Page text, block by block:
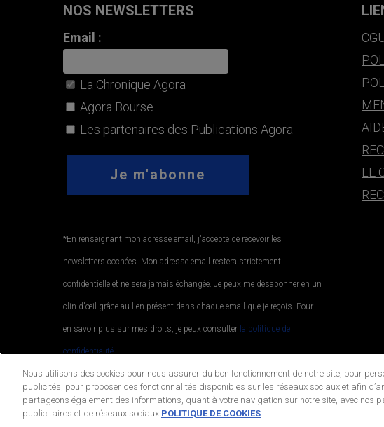
NOS NEWSLETTERS
Email :
La Chronique Agora
Agora Bourse
Les partenaires des Publications Agora
*En renseignant mon adresse email, j'accepte de recevoir les
newsletters cochées. Mon adresse email restera strictement
confidentielle et ne sera jamais échangée. Je peux me désabonner en un
clin d'œil grâce au lien présent dans chaque email que je reçois. Pour
en savoir plus sur mes droits, je peux consulter la politique de
confidentialité..
LE
© 2026 Publications Agora. All Rights Reserved.
Nous utilisons des cookies pour nous assurer du bon fonctionnement de notre site, pour
publicités, pour proposer des fonctionnalités disponibles sur les réseaux sociaux et afin
partageons également des informations, quant à votre navigation sur notre site, avec nos
publicitaires et de réseaux sociaux.POLITIQUE DE COOKIES